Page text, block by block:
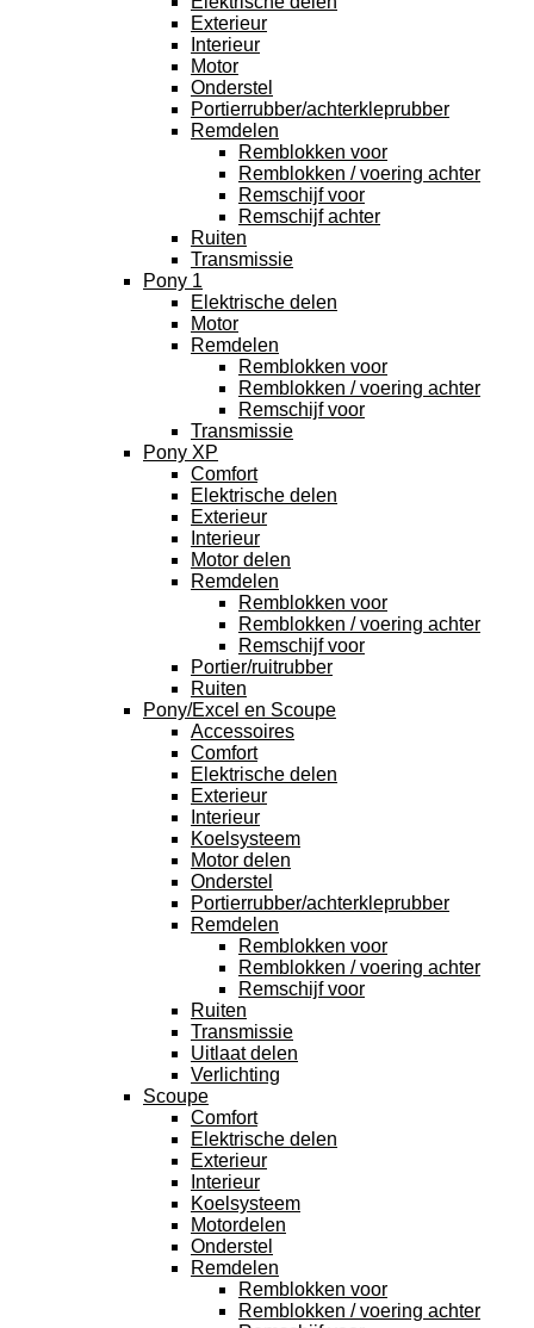
Exterieur
Interieur
Motor
Onderstel
Portierrubber/achterkleprubber
Remdelen
Remblokken voor
Remblokken / voering achter
Remschijf voor
Remschijf achter
Ruiten
Transmissie
Pony 1
Elektrische delen
Motor
Remdelen
Remblokken voor
Remblokken / voering achter
Remschijf voor
Transmissie
Pony XP
Comfort
Elektrische delen
Exterieur
Interieur
Motor delen
Remdelen
Remblokken voor
Remblokken / voering achter
Remschijf voor
Portier/ruitrubber
Ruiten
Pony/Excel en Scoupe
Accessoires
Comfort
Elektrische delen
Exterieur
Interieur
Koelsysteem
Motor delen
Onderstel
Portierrubber/achterkleprubber
Remdelen
Remblokken voor
Remblokken / voering achter
Remschijf voor
Ruiten
Transmissie
Uitlaat delen
Verlichting
Scoupe
Comfort
Elektrische delen
Exterieur
Interieur
Koelsysteem
Motordelen
Onderstel
Remdelen
Remblokken voor
Remblokken / voering achter